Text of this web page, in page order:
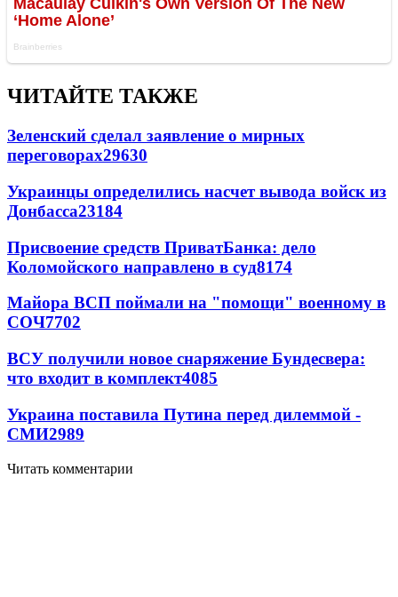
ЧИТАЙТЕ ТАКЖЕ
Зеленский сделал заявление о мирных
переговорах29630
Украинцы определились насчет вывода войск из
Донбасса23184
Присвоение средств ПриватБанка: дело
Коломойского направлено в суд8174
Майора ВСП поймали на "помощи" военному в
СОЧ7702
ВСУ получили новое снаряжение Бундесвера:
что входит в комплект4085
Украина поставила Путина перед дилеммой -
СМИ2989
Читать комментарии